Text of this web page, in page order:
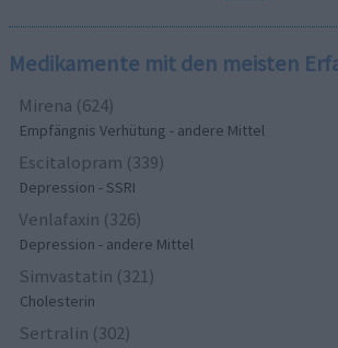
Medikamente mit den meisten
Mirena (624)
Empfängnis Verhütung - andere Mittel
Escitalopram (339)
Depression - SSRI
Venlafaxin (326)
Depression - andere Mittel
Simvastatin (321)
Cholesterin
Sertralin (302)